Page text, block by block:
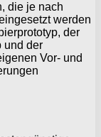
die je nach
werden
der
und der
Vor- und